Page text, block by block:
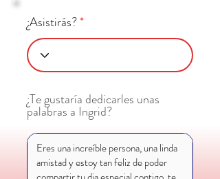
¿Asistirás?
¿Te gustaría dedicarles unas
palabras a Ingrid?